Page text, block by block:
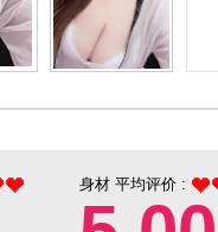
身材 平均评价 :